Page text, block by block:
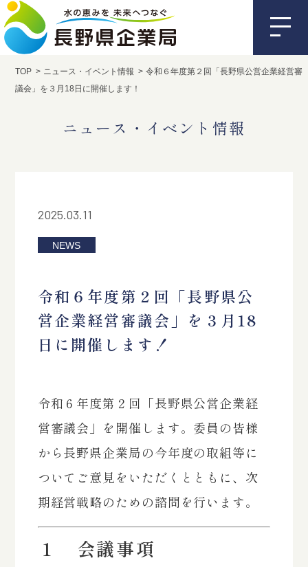
TOP ニュース・イベント情報
令和６年度第２回「長野県公営企業経営審
議会」を３月18日に開催します！
ニュース・イベント情報
2025.03.11
NEWS
令和６年度第２回「長野県公
営企業経営審議会」を３月18
日に開催します！
令和６年度第２回「長野県公営企業経
営審議会」を開催します。委員の皆様
から長野県企業局の今年度の取組等に
ついてご意見をいただくとともに、次
期経営戦略のための諮問を行います。
１ 会議事項